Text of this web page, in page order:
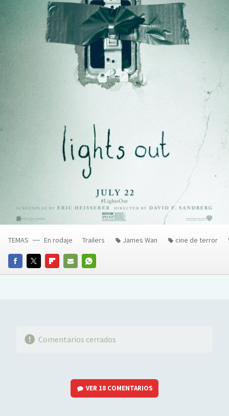
FACEBOOKTWITTERFLIPBOARD
E-
WHATSAPP
TEMAS En rodaje Trailers James Wan cine de terror
Comentarios cerrados
VER 18 COMENTARIOS